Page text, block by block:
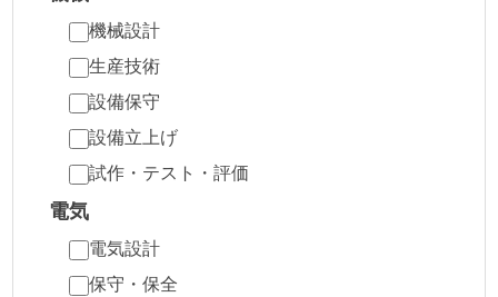
機械設計
生産技術
設備保守
設備立上げ
試作・テスト・評価
電気
電気設計
保守・保全